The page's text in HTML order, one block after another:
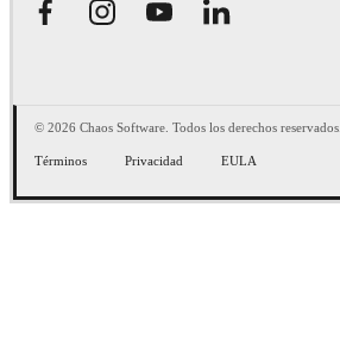
© 2026 Chaos Software. Todos los derechos reservados.
Términos Privacidad EULA